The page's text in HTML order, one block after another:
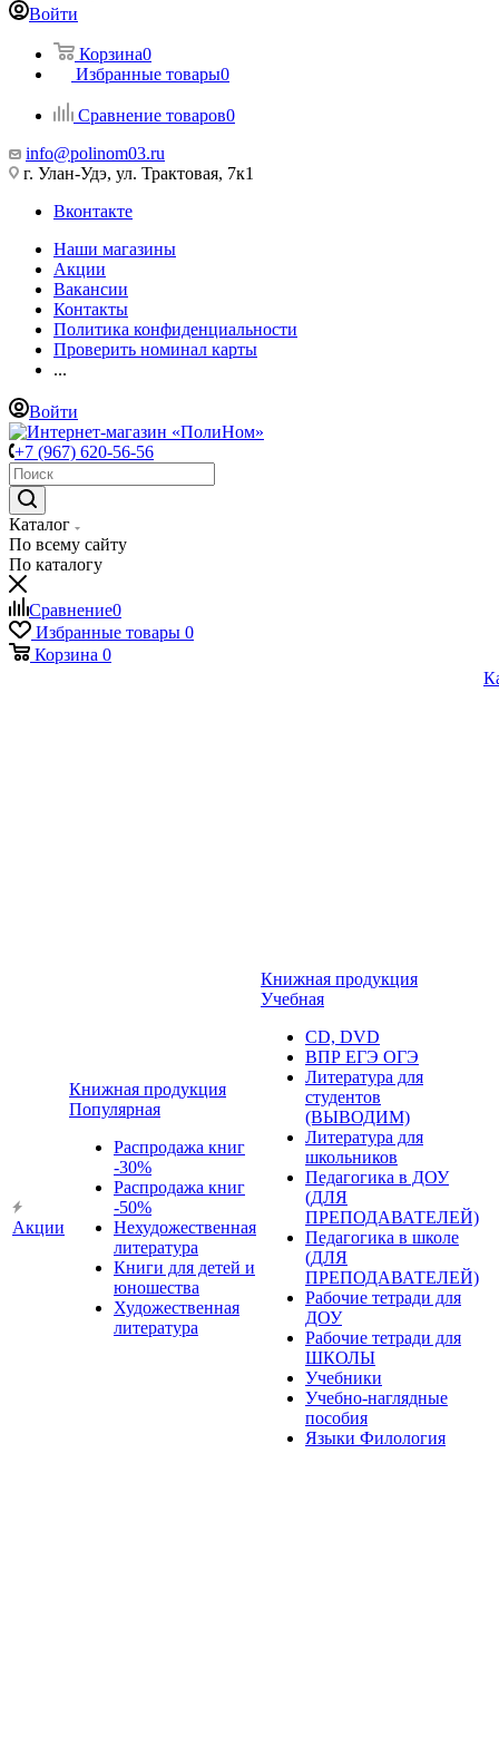
Войти
Корзина0
Избранные товары0
Сравнение товаров0
info@polinom03.ru
г. Улан-Удэ, ул. Трактовая, 7к1
Вконтакте
Наши магазины
Акции
Вакансии
Контакты
Политика конфиденциальности
Проверить номинал карты
...
Войти
+7 (967) 620-56-56
Каталог
По всему сайту
По каталогу
Сравнение0
Избранные товары 0
Корзина 0
Акции
Книжная продукция
Популярная
Распродажа книг
-30%
Распродажа книг
-50%
Нехудожественная
литература
Книги для детей и
юношества
Художественная
литература
Книжная продукция
Учебная
CD, DVD
ВПР ЕГЭ ОГЭ
Литература для
студентов
(ВЫВОДИМ)
Литература для
школьников
Педагогика в ДОУ
(ДЛЯ
ПРЕПОДАВАТЕЛЕЙ)
Педагогика в школе
(ДЛЯ
ПРЕПОДАВАТЕЛЕЙ)
Рабочие тетради для
ДОУ
Рабочие тетради для
ШКОЛЫ
Учебники
Учебно-наглядные
пособия
Языки Филология